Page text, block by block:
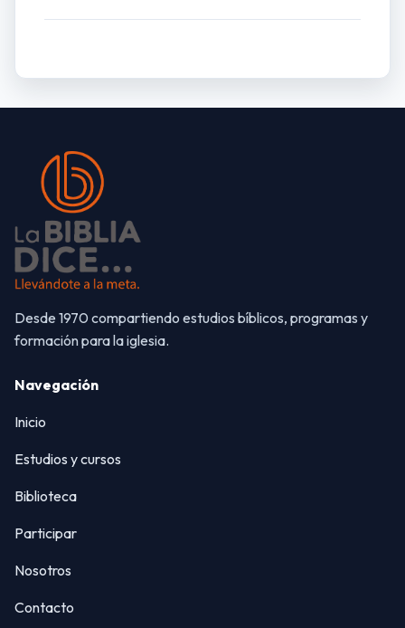
Desde 1970 compartiendo estudios bíblicos, programas y
formación para la iglesia.
Navegación
Inicio
Estudios y cursos
Biblioteca
Participar
Nosotros
Contacto